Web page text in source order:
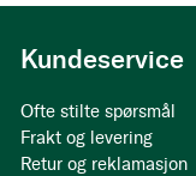
Kundeservice
Ofte stilte spørsmål
Frakt og levering
Retur og reklamasjon